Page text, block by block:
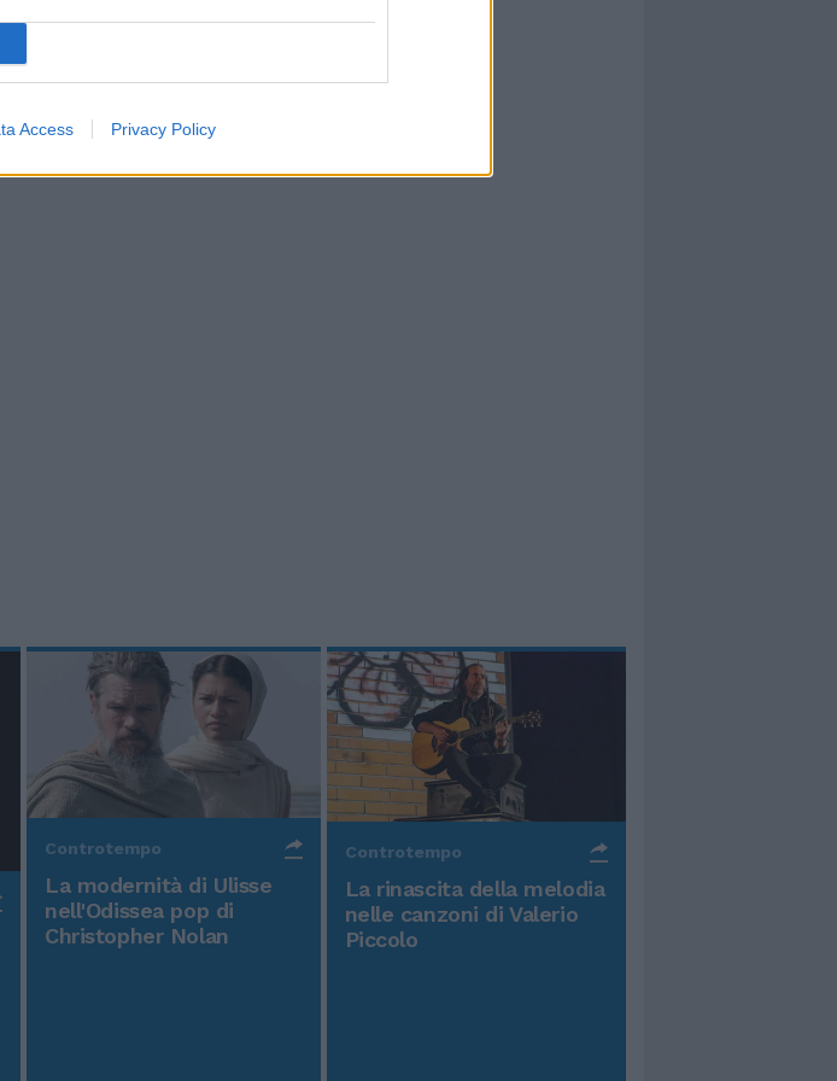
Access Privacy Policy
Controtempo
La modernità di Ulisse
nell'Odissea pop di
Christopher Nolan
Controtempo
La rinascita della melodia
nelle canzoni di Valerio
Piccolo